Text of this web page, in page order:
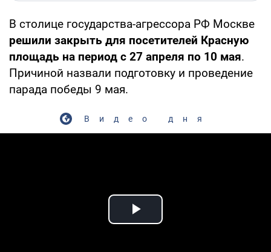
В столице государства-агрессора РФ Москве
решили закрыть для посетителей Красную
площадь на период с 27 апреля по 10 мая.
Причиной назвали подготовку и проведение
парада победы 9 мая.
Видео дня
Play Video